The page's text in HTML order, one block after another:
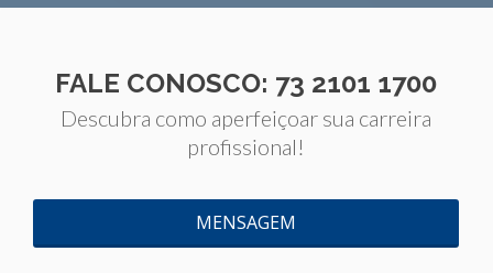
FALE CONOSCO: 73 2101 1700
Descubra como aperfeiçoar sua carreira
profissional!
MENSAGEM